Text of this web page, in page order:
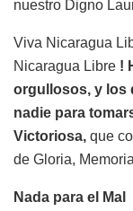
nuestro Digno
Viva Nicaragua
Nicaragua Libre !
orgullosos, y los
nadie para
Victoriosa, que
de Gloria,
Nada para el Mal